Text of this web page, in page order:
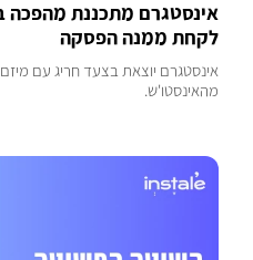
אינסטגרם מתכננת מהפכה
לקחת ממנה הפסקה
אינסטגרם יוצאת בצעד חריג עם
מהאינסטו'ש.